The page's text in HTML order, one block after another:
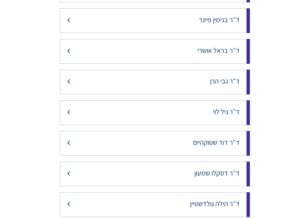
ד"ר ביטמן גנדי
ד"ר בלכר אנה
ד"ר בנימין פיינר
ד"ר בראל אושרי
ד"ר גבי הרן
ד"ר גיל לוי
ד"ר דוד שטוקהיים